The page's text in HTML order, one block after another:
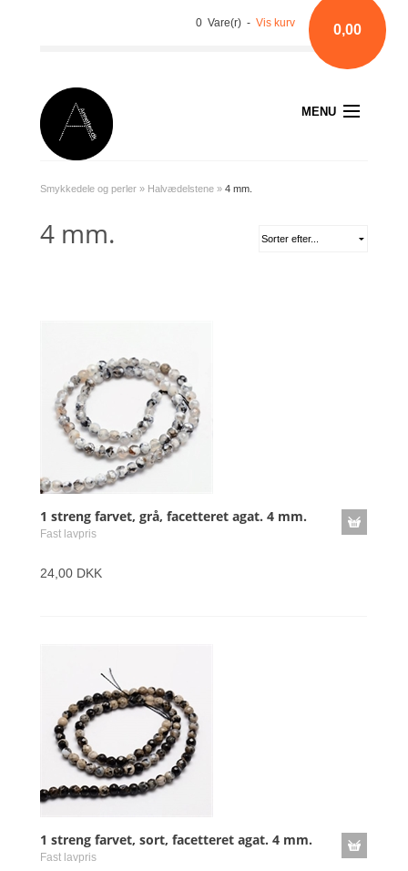
0 Vare(r) - Vis kurv 0,00
MENU
Smykkedele og perler » Halvædelstene » 4 mm.
4 mm.
1 streng farvet, grå, facetteret agat. 4 mm.
Fast lavpris
24,00 DKK
1 streng farvet, sort, facetteret agat. 4 mm.
Fast lavpris